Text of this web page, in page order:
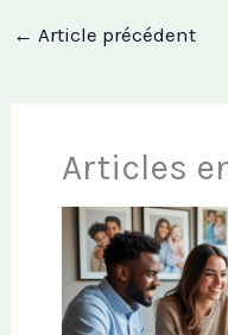
← Article précédent
Articles